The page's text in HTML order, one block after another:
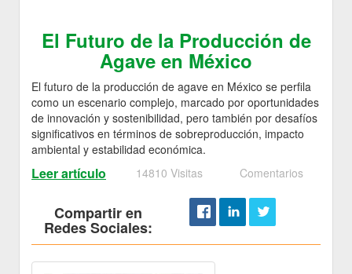
El Futuro de la Producción de
Agave en México
El futuro de la producción de agave en México se perfila
como un escenario complejo, marcado por oportunidades
de innovación y sostenibilidad, pero también por desafíos
significativos en términos de sobreproducción, impacto
ambiental y estabilidad económica.
Leer artículo 14810 Visitas Comentarios
Compartir en
Redes Sociales: